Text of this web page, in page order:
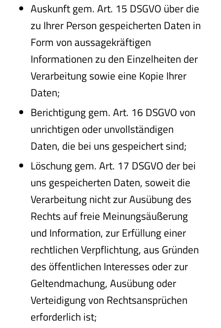
Auskunft gem. Art. 15 DSGVO über die
zu Ihrer Person gespeicherten Daten in
Form von aussagekräftigen
Informationen zu den Einzelheiten der
Verarbeitung sowie eine Kopie Ihrer
Daten;
Berichtigung gem. Art. 16 DSGVO von
unrichtigen oder unvollständigen
Daten, die bei uns gespeichert sind;
Löschung gem. Art. 17 DSGVO der bei
uns gespeicherten Daten, soweit die
Verarbeitung nicht zur Ausübung des
Rechts auf freie Meinungsäußerung
und Information, zur Erfüllung einer
rechtlichen Verpflichtung, aus Gründen
des öffentlichen Interesses oder zur
Geltendmachung, Ausübung oder
Verteidigung von Rechtsansprüchen
erforderlich ist;